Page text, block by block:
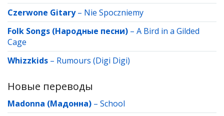
Czerwone Gitary– Nie Spoczniemy
Folk Songs (Народные песни) – A Bird in a Gilded
Cage
Whizzkids – Rumours (Digi Digi)
Новые переводы
Madonna (Мадонна) – School